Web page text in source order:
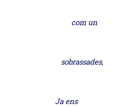
com un